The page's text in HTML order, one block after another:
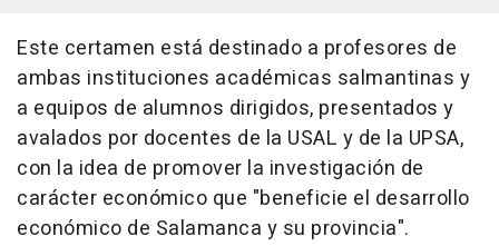
Este certamen está destinado a profesores de
ambas instituciones académicas salmantinas y
a equipos de alumnos dirigidos, presentados y
avalados por docentes de la USAL y de la UPSA,
con la idea de promover la investigación de
carácter económico que "beneficie el desarrollo
económico de Salamanca y su provincia".